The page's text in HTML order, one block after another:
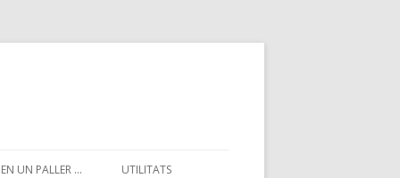
UN PALLER … UTILITATS